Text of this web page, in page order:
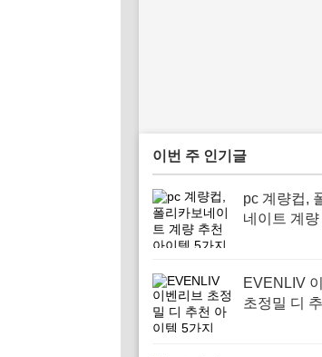
이번 주 인기글
pc 계량컵,
네이트 계
EVENLIV
초정밀 디